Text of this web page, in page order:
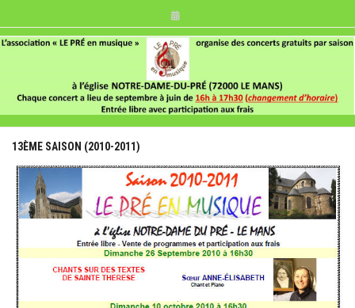
to
content
13ÈME SAISON (2010-2011)